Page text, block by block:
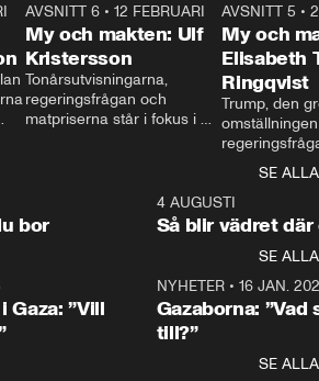
27:30
AVSNITT 6 •12 FEBRUARI
My och makten: Ulf
Kristersson
Tonårsutvisningarna,
regeringsfrågan och
matpriserna står i fokus i
Rohwedder ställer
statsminister Ulf Kristersson
AVSNITT 5 •
My och
Elisabeth
Ringqvist
Trump, den
centrum i
avsnittet av
Makten”. Se
Aftonbladets
Rohwedder
Thand Ring
SE ALLA
bor
4 AUGUSTI
Så blir vädret där
SE ALLA
Gaza: ”Vill
NYHETER• 16 JAN.
Gazaborna:
till?”
SE ALLA